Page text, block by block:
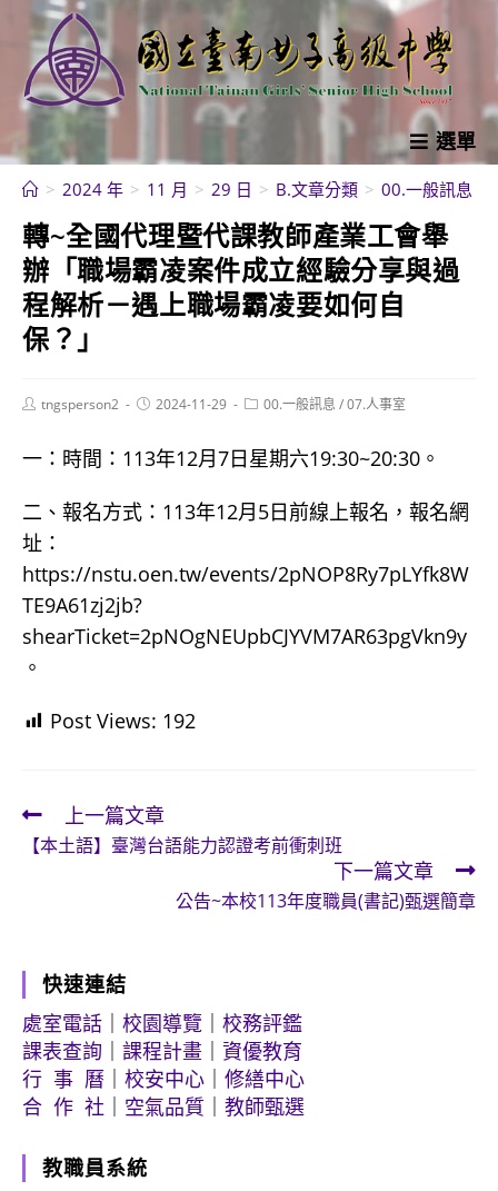
內
選單
> 2024 年 > 11 月 > 29 日 > B.文章分類 > 00.一般訊息
轉~全國代理暨代課教師產業工會舉
辦「職場霸凌案件成立經驗分享與過
程解析－遇上職場霸凌要如何自
保？」
Posttngsperson2
Post2024-11-29
Post00.一般訊息 /07.人事室
一：時間：113年12月7日星期六19:30~20:30。
二、報名方式：113年12月5日前線上報名，報名網
址：
https://nstu.oen.tw/events/2pNOP8Ry7pLYfk8W
TE9A61zj2jb?
shearTicket=2pNOgNEUpbCJYVM7AR63pgVkn9y
。
Post Views: 192
Read
more
上一篇文章
【本土語】臺灣台語能力認證考前衝刺班
下一篇文章
公告~本校113年度職員(書記)甄選簡章
快速連結
處室電話
校園導覽
校務評鑑
課表查詢
課程計畫
資優教育
行 事 曆
校安中心
修繕中心
合 作 社
空氣品質 教師甄選
教職員系統